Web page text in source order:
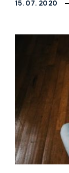
15. 07. 2020